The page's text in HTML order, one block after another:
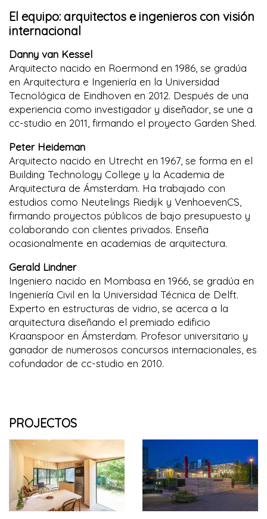
El equipo: arquitectos e ingenieros con visión
internacional
Danny van Kessel
Arquitecto nacido en Roermond en 1986, se gradúa
en Arquitectura e Ingeniería en la Universidad
Tecnológica de Eindhoven en 2012. Después de una
experiencia como investigador y diseñador, se une a
cc-studio en 2011, firmando el proyecto Garden Shed.
Peter Heideman
Arquitecto nacido en Utrecht en 1967, se forma en el
Building Technology College y la Academia de
Arquitectura de Ámsterdam. Ha trabajado con
estudios como Neutelings Riedijk y VenhoevenCS,
firmando proyectos públicos de bajo presupuesto y
colaborando con clientes privados. Enseña
ocasionalmente en academias de arquitectura.
Gerald Lindner
Ingeniero nacido en Mombasa en 1966, se gradúa en
Ingeniería Civil en la Universidad Técnica de Delft.
Experto en estructuras de vidrio, se acerca a la
arquitectura diseñando el premiado edificio
Kraanspoor en Ámsterdam. Profesor universitario y
ganador de numerosos concursos internacionales, es
cofundador de cc-studio en 2010.
PROJECTOS